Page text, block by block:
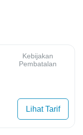
Kebijakan
Pembatalan
Lihat Tarif